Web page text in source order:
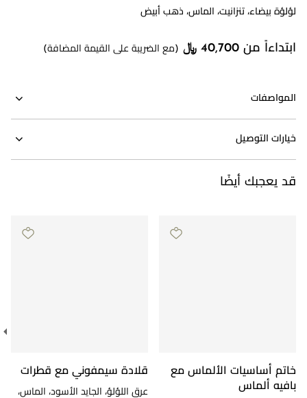
لؤلؤة بيضاء، تنزانيت، الماس، ذهب أبيض
ابتداءاً من 40,700 ﷼ (مع الضريبة على القيمة المضافة)
المواصفات
خيارات التوصيل
قد يعجبك أيضًا
خاتم أساسيات الألماس مع
بافيه ألماس
قلادة سيمفوني مع قطرات
عرق اللؤلؤ، الجايد الأسود، الماس،